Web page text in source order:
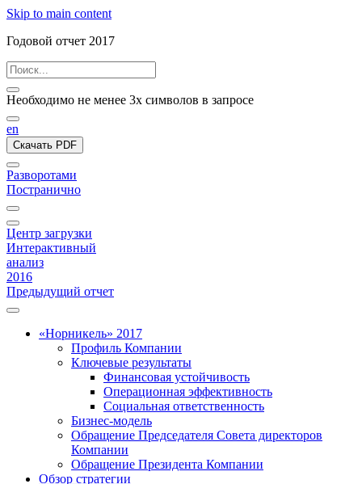
Skip to main content
Годовой отчет 2017
Необходимо не менее 3х символов в запросе
en
Скачать PDF
Разворотами
Постранично
Центр загрузки
Интерактивный
анализ
2016
Предыдущий отчет
«Норникель» 2017
Профиль Компании
Ключевые результаты
Финансовая устойчивость
Операционная эффективность
Социальная ответственность
Бизнес-модель
Обращение Председателя Совета директоров
Компании
Обращение Президента Компании
Обзор стратегии